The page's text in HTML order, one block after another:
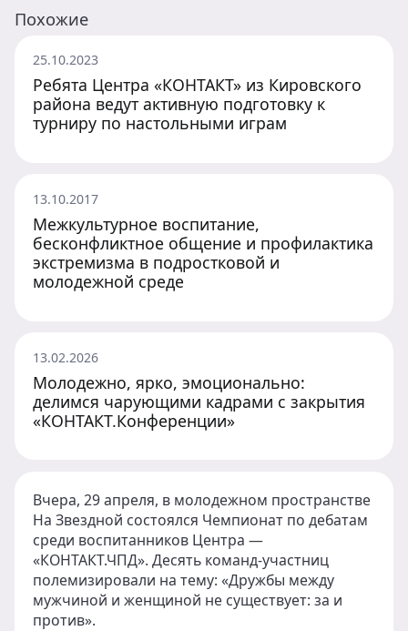
Похожие
25.10.2023
Ребята Центра «КОНТАКТ» из Кировского
района ведут активную подготовку к
турниру по настольными играм
13.10.2017
Межкультурное воспитание,
бесконфликтное общение и профилактика
экстремизма в подростковой и
молодежной среде
13.02.2026
Молодежно, ярко, эмоционально:
делимся чарующими кадрами с закрытия
«КОНТАКТ.Конференции»
Вчера, 29 апреля, в молодежном пространстве
На Звездной состоялся Чемпионат по дебатам
среди воспитанников Центра —
«КОНТАКТ.ЧПД». Десять команд-участниц
полемизировали на тему: «Дружбы между
мужчиной и женщиной не существует: за и
против».